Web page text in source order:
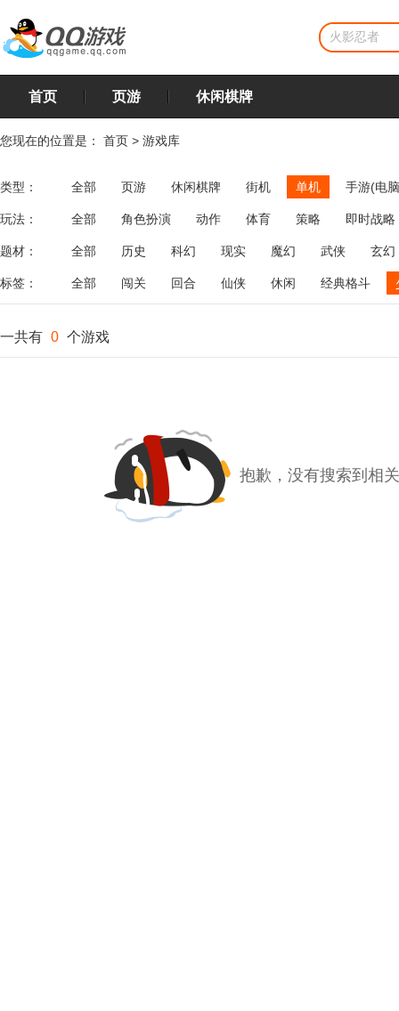
首页 页游 休闲棋牌
您现在的位置是： 首页 > 游戏库
类型： 全部 页游 休闲棋牌 街机 单机 手游(电
玩法： 全部 角色扮演 动作 体育 策略
即时战略
飞行
恋爱 第三人称射击 棋类 牌类 麻将
题材： 全部 历史 科幻 现实 魔幻 武侠 玄幻
标签： 全部 闯关 回合 仙侠 休闲 经典格斗
一共有 0 个游戏
抱歉，没有搜索到相